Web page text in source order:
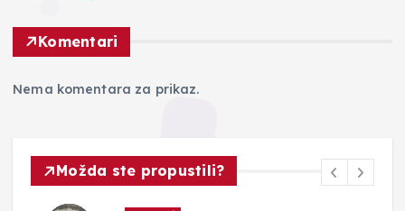
Komentari
Nema komentara za prikaz.
Možda ste propustili?